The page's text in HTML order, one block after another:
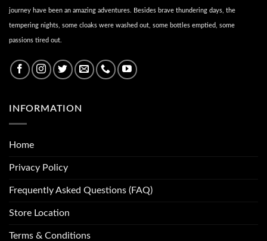
journey have been an amazing adventures. Besides brave thundering days, the
tempering nights, some cloaks were washed out, some bottles emptied, some
passions tired out.
INFORMATION
Home
Privacy Policy
Frequently Asked Questions (FAQ)
Store Location
Terms & Conditions